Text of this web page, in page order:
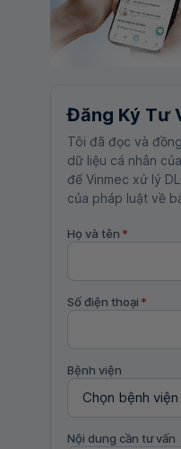
Đăng Ký Tư
Tôi đã đọc và
dữ liệu cá nhân
để Vinmec xử lý
của pháp luật về
Họ và tên *
Số điện thoại *
Bệnh viện
Nội dung cần tư vấn